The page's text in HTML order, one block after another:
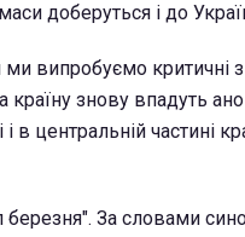
доберуться і до
випробуємо критичні
країну знову впадуть
центральній частині
За словами